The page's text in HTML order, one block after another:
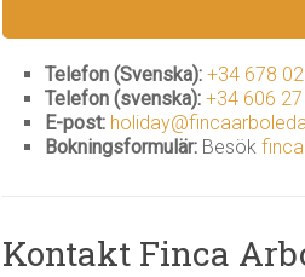
Telefon (Svenska): +34 678
Telefon (svenska): +34 606
E-post:
Bokningsformulär: Besök
Kontakt Finca